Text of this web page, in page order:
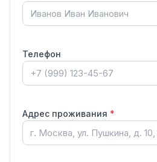
Телефон
Адрес проживания *
1. Провести проверку указанной
требований законодательства о
2. В случае выявления нарушений —
виновных лиц к административной
3. О результатах проверки